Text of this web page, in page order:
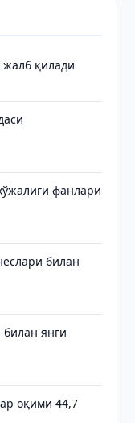
жалб қилади
фанлари
билан
янги
оқими 44,7